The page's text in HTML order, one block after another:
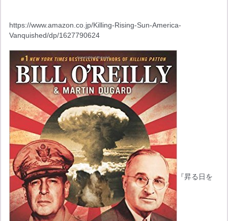
https://www.amazon.co.jp/Killing-Rising-Sun-America-
Vanquished/dp/1627790624
『昇る日を